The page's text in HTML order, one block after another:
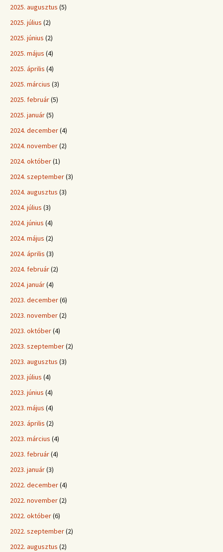
2025. augusztus (5)
2025. július (2)
2025. június (2)
2025. május (4)
2025. április (4)
2025. március (3)
2025. február(5)
2025. január(5)
2024. december(4)
2024. november(2)
2024. október(1)
2024. szeptember(3)
2024. augusztus (3)
2024. július (3)
2024. június (4)
2024. május (2)
2024. április (3)
2024. február(2)
2024. január(4)
2023. december(6)
2023. november(2)
2023. október(4)
2023. szeptember(2)
2023. augusztus (3)
2023. július (4)
2023. június (4)
2023. május (4)
2023. április (2)
2023. március (4)
2023. február(4)
2023. január(3)
2022. december(4)
2022. november(2)
2022. október(6)
2022. szeptember(2)
2022. augusztus (2)